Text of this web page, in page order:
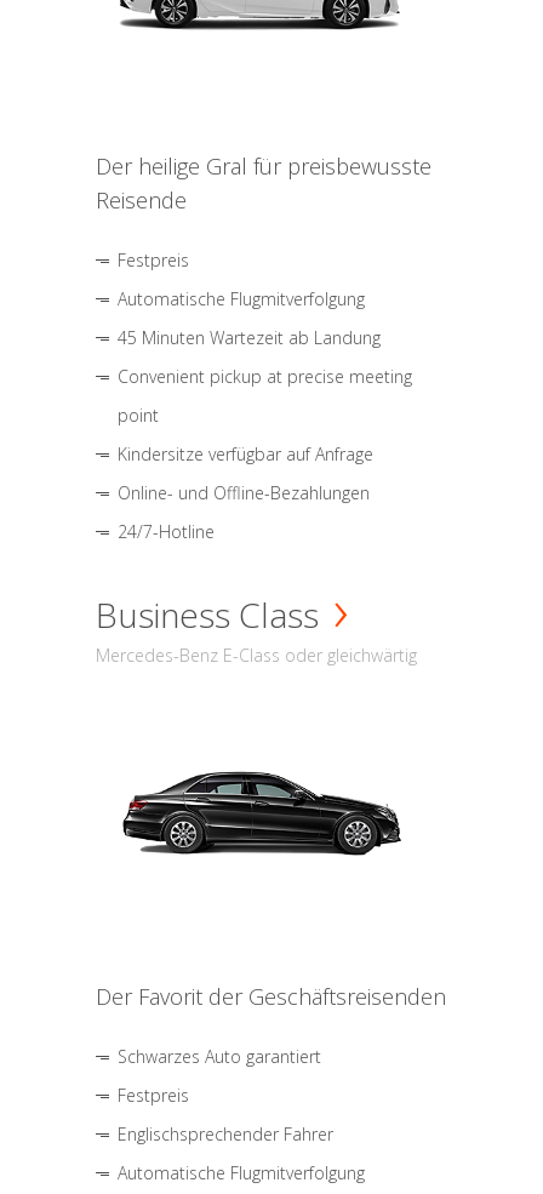
Der heilige Gral für preisbewusste
Reisende
Festpreis
Automatische Flugmitverfolgung
45 Minuten Wartezeit ab Landung
Convenient pickup at precise meeting
point
Kindersitze verfügbar auf Anfrage
Online- und Offline-Bezahlungen
24/7-Hotline
Business Class
Mercedes-Benz E-Class oder gleichwärtig
Der Favorit der Geschäftsreisenden
Schwarzes Auto garantiert
Festpreis
Englischsprechender Fahrer
Automatische Flugmitverfolgung